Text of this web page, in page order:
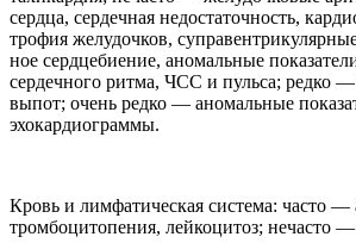
сердца, сер­деч­ная недо­ста­точ­ность,
трофия желу­доч­ков,
ное серд­це­би­е­ние, ано­маль­ные
сер­деч­ного ритма, ЧСС и пульса; редко
выпот; очень редко — ано­маль­ные
эхокардиограммы.
Кровь и лимфа­ти­че­ская система: часто —
тром­боци­топе­ния, лейкоци­тоз; неча­сто —